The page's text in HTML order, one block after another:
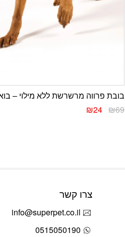
בובת פרווה מרשרשת ללא מילוי –
₪69
₪24
צרו קשר
info@superpet.co.il
0515050190